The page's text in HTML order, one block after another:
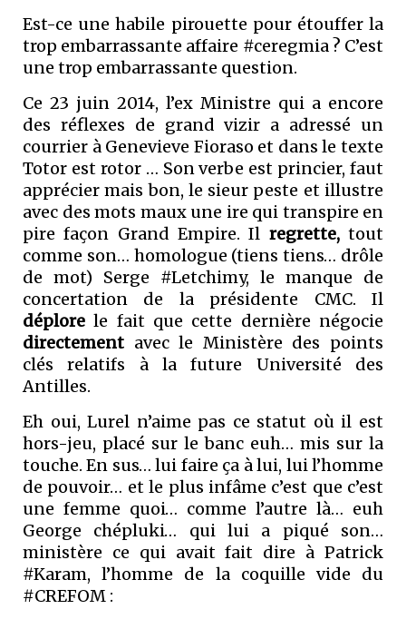
Est-ce une habile pirouette pour étouffer la
trop embarrassante affaire #ceregmia ? C’est
une trop embarrassante question.
Ce 23 juin 2014, l’ex Ministre qui a encore
des réflexes de grand vizir a adressé un
courrier à Genevieve Fioraso et dans le texte
Totor est rotor … Son verbe est princier, faut
apprécier mais bon, le sieur peste et illustre
avec des mots maux une ire qui transpire en
pire façon Grand Empire. Il regrette,tout
comme son… homologue (tiens tiens… drôle
de mot) Serge #Letchimy, le manque de
concertation de la présidente CMC. Il
déplore le fait que cette dernière négocie
directement avec le Ministère des points
clés relatifs à la future Université des
Antilles.
Eh oui, Lurel n’aime pas ce statut où il est
hors-jeu, placé sur le banc euh… mis sur la
touche. En sus… lui faire ça à lui, lui l’homme
de pouvoir… et le plus infâme c’est que c’est
une femme quoi… comme l’autre là… euh
George chépluki… qui lui a piqué son…
ministère ce qui avait fait dire à Patrick
#Karam, l’homme de la coquille vide du
#CREFOM :